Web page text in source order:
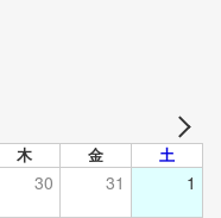
木 金 土
30 31 1